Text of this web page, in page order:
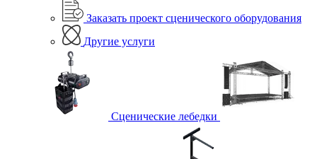
Заказать проект сценического оборудования
Другие услуги
Сценические лебедки